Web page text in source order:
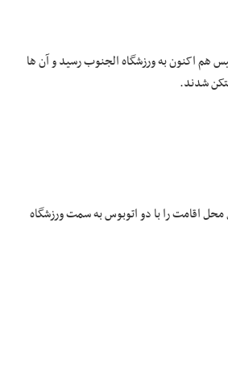
هم اکنون به ورزشگاه الجنوب رسید و آن ها
شدند.
محل اقامت را با دو اتوبوس به سمت ورزشگاه